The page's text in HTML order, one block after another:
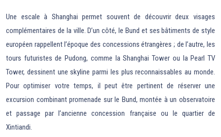
Une escale à Shanghai permet souvent de découvrir deux visages
complémentaires de la ville. D’un côté, le Bund et ses bâtiments de style
européen rappellent l’époque des concessions étrangères ; de l’autre, les
tours futuristes de Pudong, comme la Shanghai Tower ou la Pearl TV
Tower, dessinent une skyline parmi les plus reconnaissables au monde.
Pour optimiser votre temps, il peut être pertinent de réserver une
excursion combinant promenade sur le Bund, montée à un observatoire
et passage par l’ancienne concession française ou le quartier de
Xintiandi.